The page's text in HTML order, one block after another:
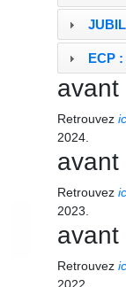
ECP :
avant
Retrouvez
2024.
avant
Retrouvez
2023.
avant
Retrouvez